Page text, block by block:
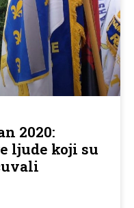
2020:
ljude koji su